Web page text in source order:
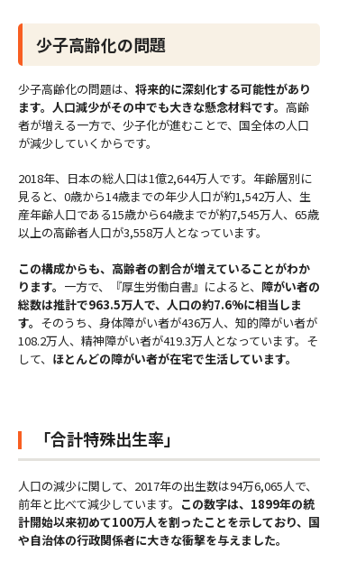
少子高齢化の問題
少子高齢化の問題は、 将来的に深刻化する可能性があり
ます。人口減少がその中でも大きな懸念材料です。 高齢
者が増える一方で、少子化が進むことで、国全体の人口
が減少していくからです。
2018年、日本の総人口は1億2,644万人です。年齢層別に
見ると、0歳から14歳までの年少人口が約1,542万人、生
産年齢人口である15歳から64歳までが約7,545万人、65歳
以上の高齢者人口が3,558万人となっています。
この構成からも、高齢者の割合が増えていることがわか
ります。 一方で、『厚生労働白書』によると、 障がい者の
総数は推計で963.5万人で、人口の約7.6%に相当しま
す。 そのうち、身体障がい者が436万人、知的障がい者が
108.2万人、精神障がい者が419.3万人となっています。そ
して、 ほとんどの障がい者が在宅で生活しています。
「合計特殊出生率」
人口の減少に関して、2017年の出生数は94万6,065人で、
前年と比べて減少しています。 この数字は、1899年の統
計開始以来初めて100万人を割ったことを示しており、国
や自治体の行政関係者に大きな衝撃を与えました。